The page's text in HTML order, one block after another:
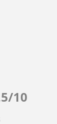
10